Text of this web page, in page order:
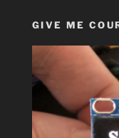
GIVE ME